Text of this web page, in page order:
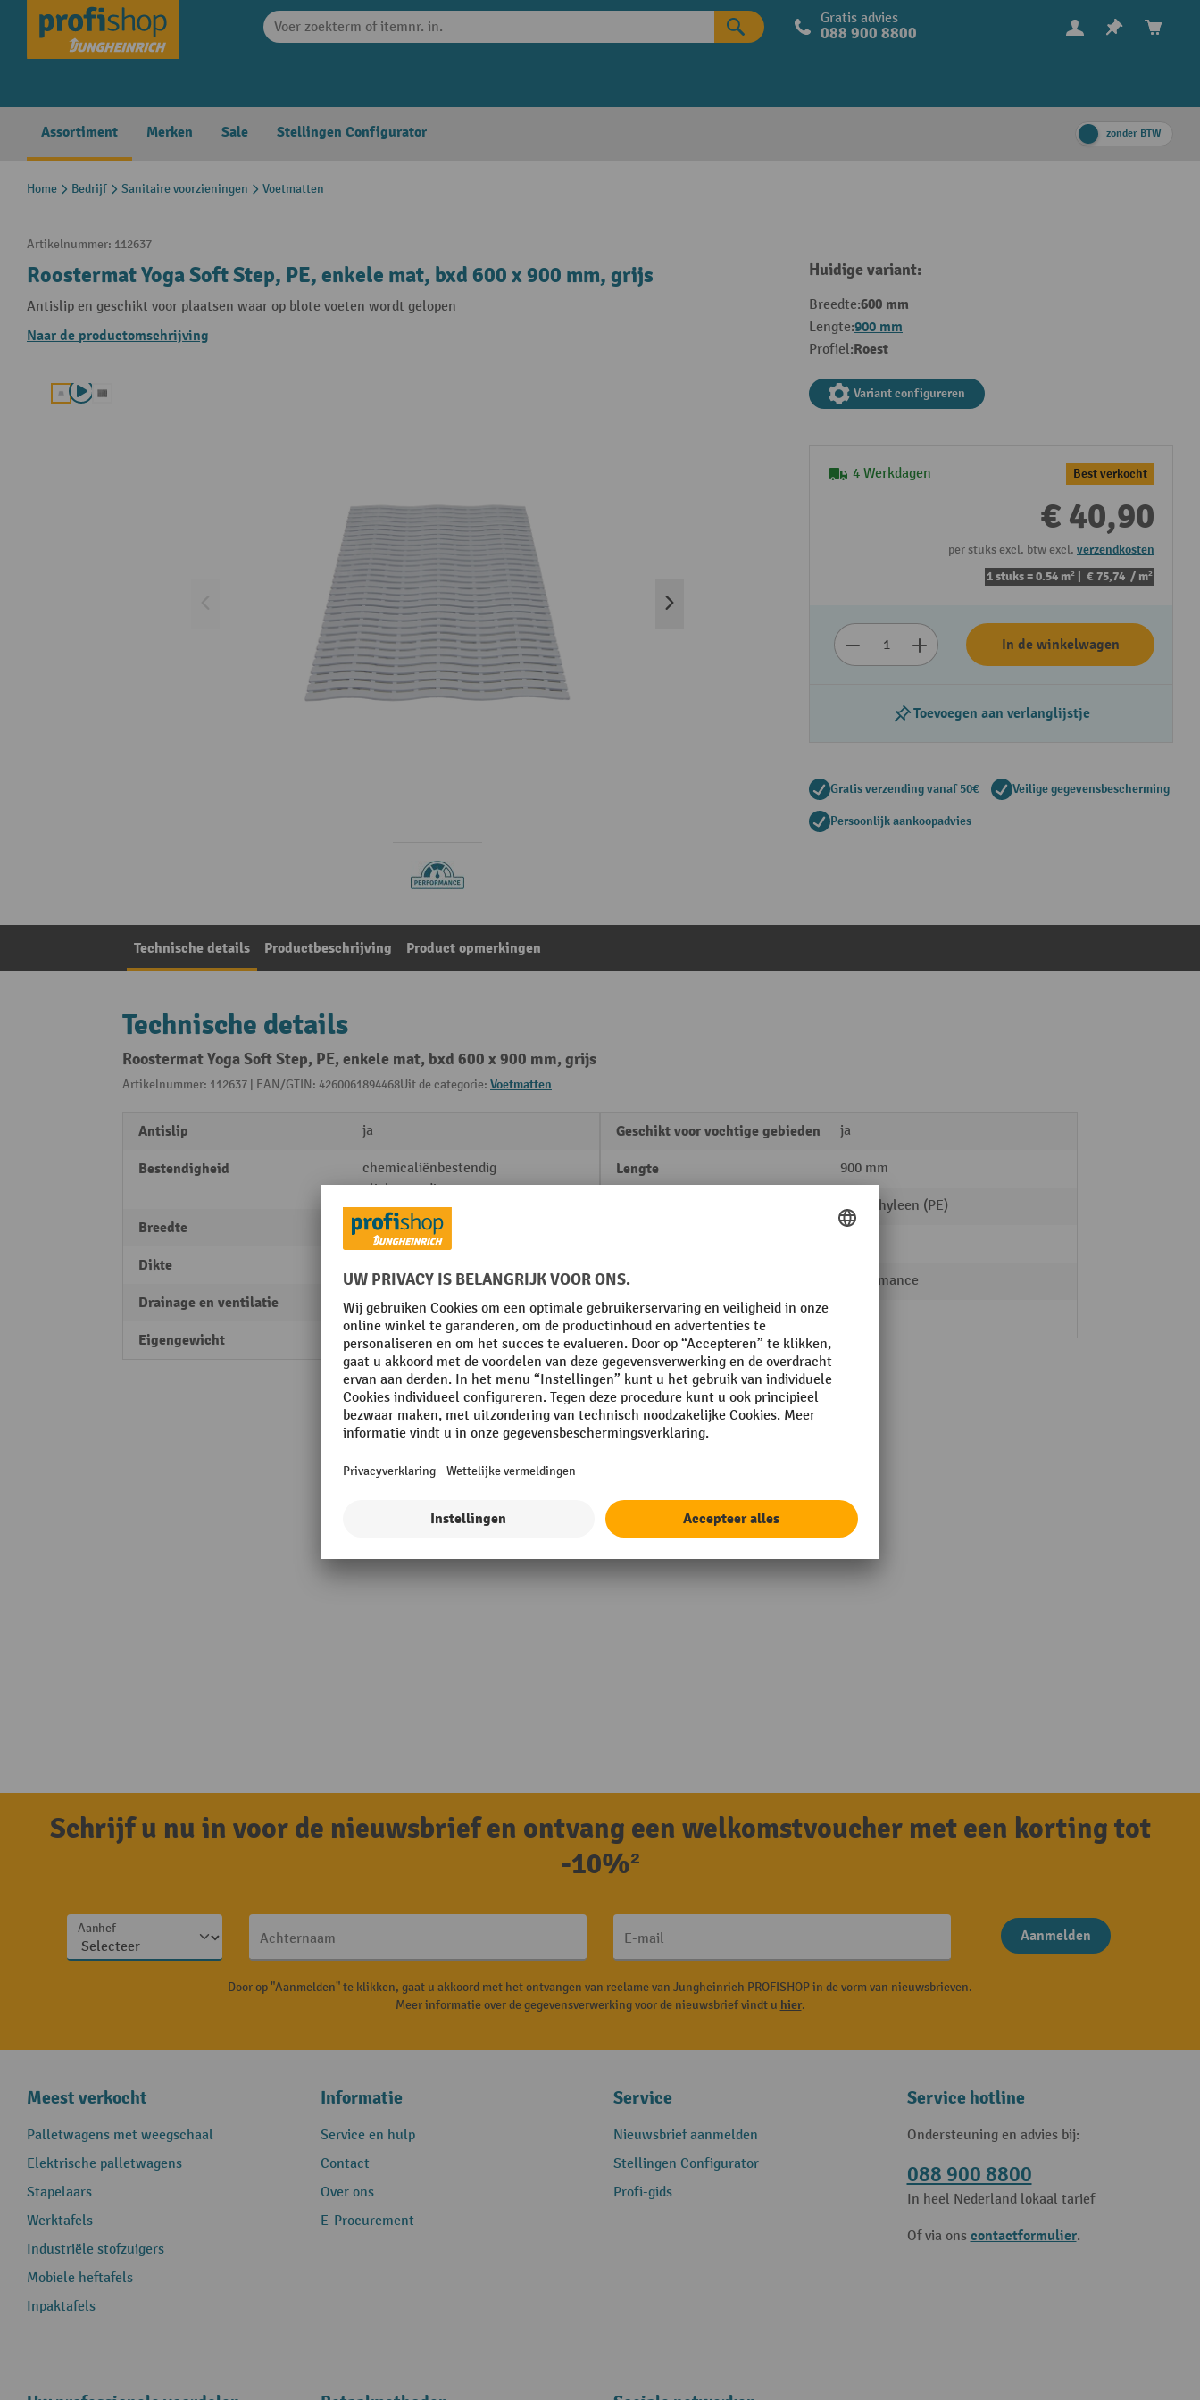
Skip to main navigation Gratis advies
088 900 8800
Assortiment Merken Sale Stellingen Configurator zonder BTW
Home Bedrijf Sanitaire voorzieningen Voetmatten
Artikelnummer: 112637
Roostermat Yoga Soft Step, PE, enkele mat, bxd 600 x 900 mm, grijs
Antislip en geschikt voor plaatsen waar op blote voeten wordt gelopen
Naar de productomschrijving
Huidige variant:
Breedte:600 mm
Lengte:900 mm
Profiel:Roest
Variant configureren
4 Werkdagen Best verkocht
€ 40,90
per stuks excl. btw excl. verzendkosten
1 stuks = 0.54 m² | € 75,74 / m²
In de winkelwagen
Toevoegen aan verlanglijstje
Gratis verzending vanaf 50€ Veilige gegevensbescherming
Persoonlijk aankoopadvies
Technische details Productbeschrijving Product opmerkingen
Technische details
Roostermat Yoga Soft Step, PE, enkele mat, bxd 600 x 900 mm, grijs
Artikelnummer: 112637 | EAN/GTIN: 4260061894468Uit de categorie: Voetmatten
Antislip ja
Bestendigheid
chemicaliënbestendig
oliebestendig
Breedte 600 mm
Dikte
Drainage en ventilatie ja
Eigengewicht 1,6 kg
Geschikt voor vochtige gebieden ja
Lengte 900 mm
Polyethyleen (PE)
Rubriek Performance
Temperatuurbestendigheid
Toon alle technische details
Schrijf u nu in voor de nieuwsbrief en ontvang een welkomstvoucher met een korting tot
-10%²
Aanhef
Achternaam E-mail Aanmelden
Door op "Aanmelden" te klikken, gaat u akkoord met het ontvangen van reclame van Jungheinrich PROFISHOP in de vorm van nieuwsbrieven.
Meer informatie over de gegevensverwerking voor de nieuwsbrief vindt u hier.
Meest verkocht
Palletwagens met weegschaal
Elektrische palletwagens
Stapelaars
Werktafels
Industriële stofzuigers
Mobiele heftafels
Inpaktafels
Informatie
Service en hulp
Contact
Over ons
E-Procurement
Service
Nieuwsbrief aanmelden
Stellingen Configurator
Profi-gids
Service hotline
Ondersteuning en advies bij:
088 900 8800
In heel Nederland lokaal tarief
Of via ons contactformulier.